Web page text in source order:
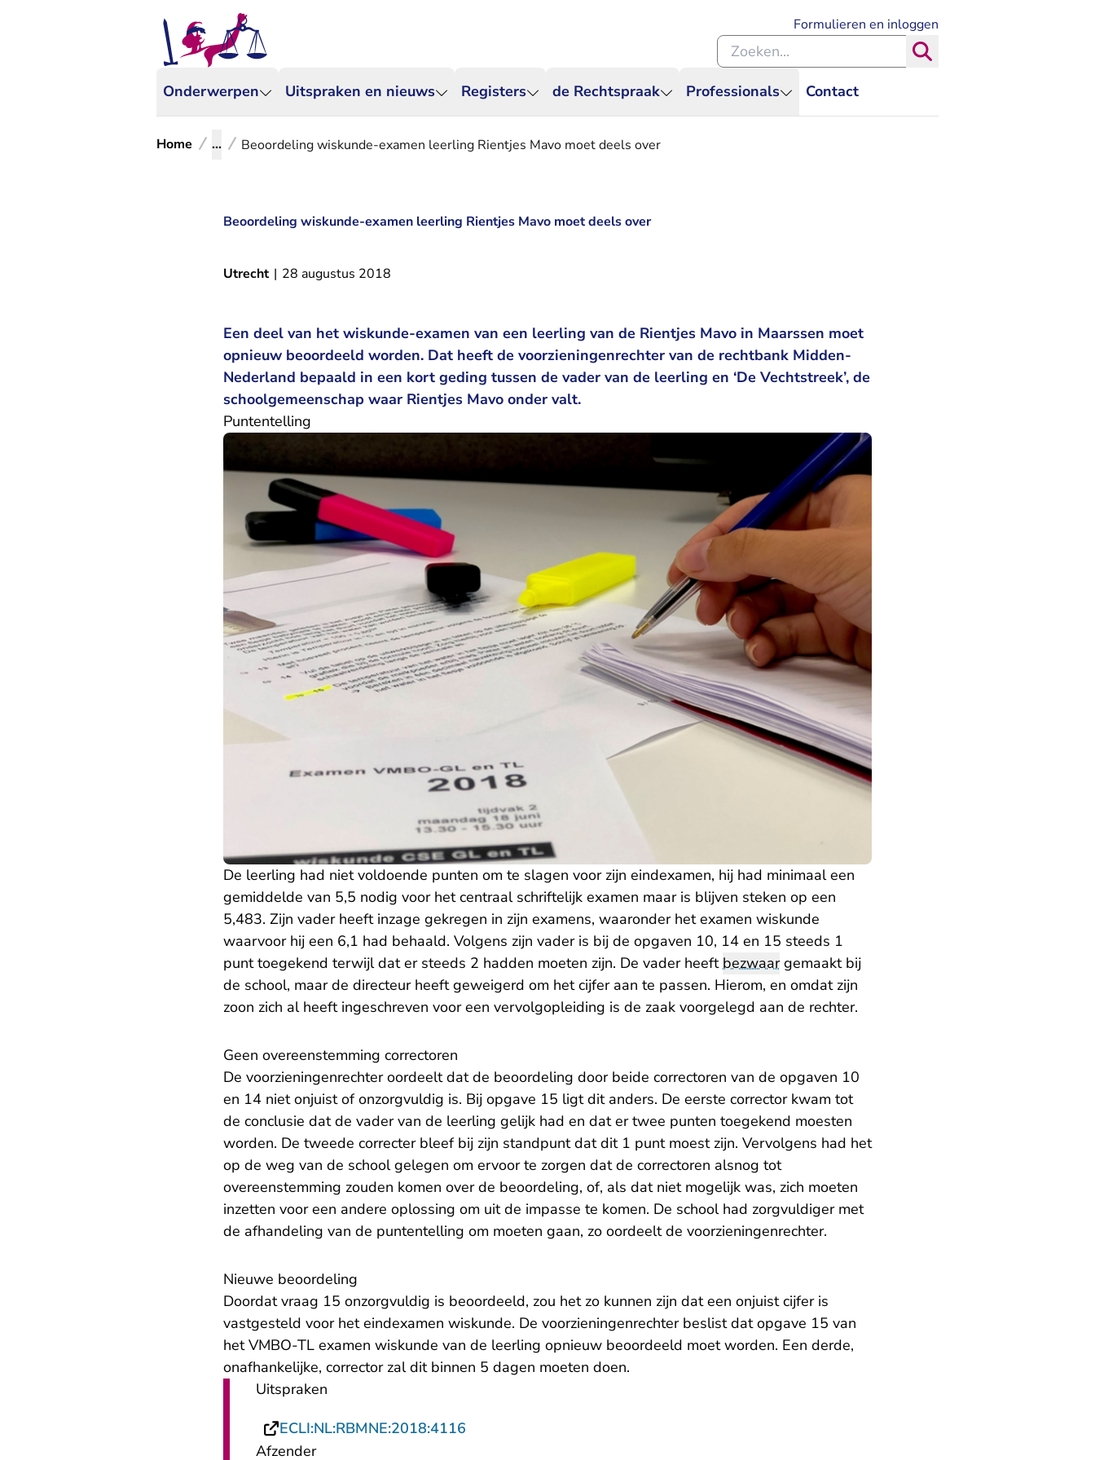
Onderwerpen Uitspraken en nieuws Registers de Rechtspraak Professionals Contact
Formulieren en inloggen
Zoeken binnen de Rechtspraak
Home ... Beoordeling wiskunde-examen leerling Rientjes Mavo moet deels over
Beoordeling wiskunde-examen leerling Rientjes Mavo moet deels over
Utrecht | 28 augustus 2018
Een deel van het wiskunde-examen van een leerling van de Rientjes Mavo in Maarssen moet
opnieuw beoordeeld worden. Dat heeft de voorzieningenrechter van de rechtbank Midden-
Nederland bepaald in een kort geding tussen de vader van de leerling en ‘De Vechtstreek’, de
schoolgemeenschap waar Rientjes Mavo onder valt.
Puntentelling
De leerling had niet voldoende punten om te slagen voor zijn eindexamen, hij had minimaal een
gemiddelde van 5,5 nodig voor het centraal schriftelijk examen maar is blijven steken op een
5,483. Zijn vader heeft inzage gekregen in zijn examens, waaronder het examen wiskunde
waarvoor hij een 6,1 had behaald. Volgens zijn vader is bij de opgaven 10, 14 en 15 steeds 1
punt toegekend terwijl dat er steeds 2 hadden moeten zijn. De vader heeftbezwaargemaakt bij
de school, maar de directeur heeft geweigerd om het cijfer aan te passen. Hierom, en omdat zijn
zoon zich al heeft ingeschreven voor een vervolgopleiding is de zaak voorgelegd aan de rechter.
Geen overeenstemming correctoren
De voorzieningenrechter oordeelt dat de beoordeling door beide correctoren van de opgaven 10
en 14 niet onjuist of onzorgvuldig is. Bij opgave 15 ligt dit anders. De eerste corrector kwam tot
de conclusie dat de vader van de leerling gelijk had en dat er twee punten toegekend moesten
worden. De tweede correcter bleef bij zijn standpunt dat dit 1 punt moest zijn. Vervolgens had het
op de weg van de school gelegen om ervoor te zorgen dat de correctoren alsnog tot
overeenstemming zouden komen over de beoordeling, of, als dat niet mogelijk was, zich moeten
inzetten voor een andere oplossing om uit de impasse te komen. De school had zorgvuldiger met
de afhandeling van de puntentelling om moeten gaan, zo oordeelt de voorzieningenrechter.
Nieuwe beoordeling
Doordat vraag 15 onzorgvuldig is beoordeeld, zou het zo kunnen zijn dat een onjuist cijfer is
vastgesteld voor het eindexamen wiskunde. De voorzieningenrechter beslist dat opgave 15 van
het VMBO-TL examen wiskunde van de leerling opnieuw beoordeeld moet worden. Een derde,
onafhankelijke, corrector zal dit binnen 5 dagen moeten doen.
Uitspraken
ECLI:NL:RBMNE:2018:4116
Afzender